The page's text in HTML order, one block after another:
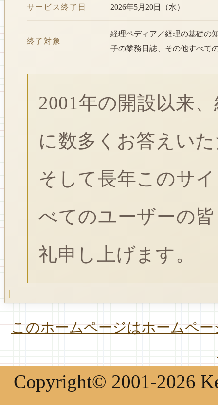
サービス終了日 2026年5月20日（水）
終了対象
経理ペディア／経理の基礎の
子の業務日誌、その他すべて
2001年の開設以来
に数多くお答えい
そして長年このサ
べてのユーザーの
礼申し上げます。
このホームページはホームペ
Copyright© 2001-2026